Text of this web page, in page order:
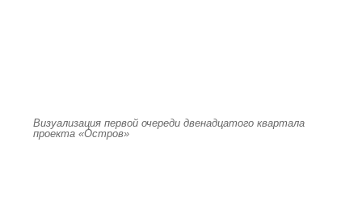
Визуализация первой очереди двенадцатого квартала
проекта «Остров»